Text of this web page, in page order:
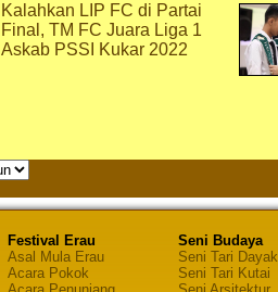
Kalahkan LIP FC di Partai
Final, TM FC Juara Liga 1
Askab PSSI Kukar 2022
Festival Erau
Asal Mula Erau
Acara Pokok
Seni Budaya
Seni Tari Dayak
Seni Tari Kutai